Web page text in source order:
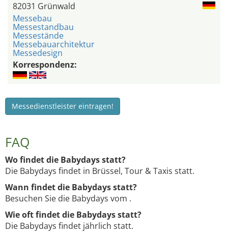
82031 Grünwald
Messebau
Messestandbau
Messestände
Messebauarchitektur
Messedesign
Korrespondenz:
Messedienstleister eintragen!
FAQ
Wo findet die Babydays statt?
Die Babydays findet in Brüssel, Tour & Taxis statt.
Wann findet die Babydays statt?
Besuchen Sie die Babydays vom .
Wie oft findet die Babydays statt?
Die Babydays findet jährlich statt.